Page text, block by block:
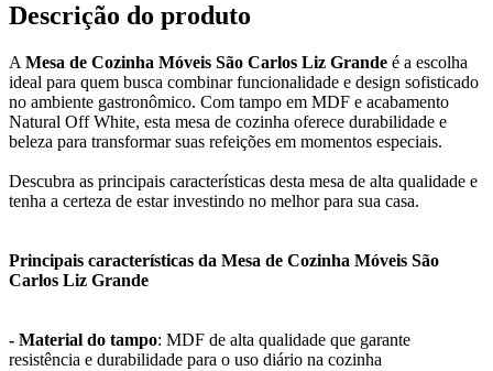
Descrição do produto
A Mesa de Cozinha Móveis São Carlos Liz Grande é a escolha
ideal para quem busca combinar funcionalidade e design sofisticado
no ambiente gastronômico. Com tampo em MDF e acabamento
Natural Off White, esta mesa de cozinha oferece durabilidade e
beleza para transformar suas refeições em momentos especiais.
Descubra as principais características desta mesa de alta qualidade e
tenha a certeza de estar investindo no melhor para sua casa.
Principais características da Mesa de Cozinha Móveis São
Carlos Liz Grande
- Material do tampo: MDF de alta qualidade que garante
resistência e durabilidade para o uso diário na cozinha